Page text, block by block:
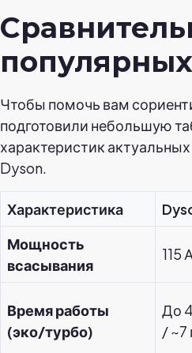
Чтобы помочь вам
подготовили небольшую
характеристик
Dyson.
Характеристика
Мощность
всасывания
115
Время работы
(эко/турбо)
До
/ ~7